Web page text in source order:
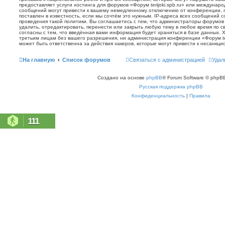
предоставляет услуги хостинга для форумов «Форум terijoki.spb.ru» или
сообщений могут привести к вашему немедленному отключению от конференции,
поставлен в известность, если мы сочтём это нужным. IP-адреса всех сообщений
проведения такой политики. Вы соглашаетесь с тем, что администраторы
удалить, отредактировать, перенести или закрыть любую тему в любое время по
согласны с тем, что введённая вами информация будет храниться в базе данных.
третьим лицам без вашего разрешения, ни администрация конференции «Форум
может быть ответственна за действия хакеров, которые могут привести к
На главную Список форумов Связаться с администрацией
Создано на основе phpBB® Forum Software ©
Русская поддержка phpBB
Конфиденциальность | Правила
111